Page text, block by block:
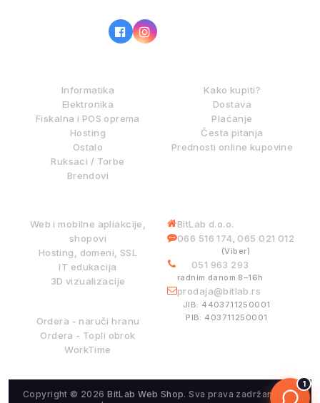
Informatika
Elektronika
Fiskalna i POS oprema
Hosting
Ostalo
Ruksaci / Torbe
Brendovi
Kako kupiti?
Dostava
Plaćanje
Česta pitanja
Prednosti online kupovine
Web i mobilne apliakcije,
shopovi
Hosting, domeni, SSL
IT edukacija
3D vizualizacije
Ordera - naruči hranu
Ordera - Topli obrok
WorkTime
BitLab d.o.o.
066 516 174, 065 021 012
(Viber)
051 963 293
radnim danom 8–16h
prodaja@bitlab.rs
JIB: 4403711250001
PIB: 403711250001
Copyright © 2026BitLab Web Shop. Sva prava zadržana.
1